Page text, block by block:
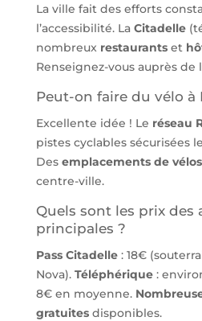
La ville fait des efforts
l’accessibilité. La Citadelle
nombreux restaurantset
Renseignez-vous auprès de
Peut-on faire du vélo à
Excellente idée ! Le réseau
pistes cyclables sécurisées
Des emplacements de vélos
centre-ville.
Quels sont les prix des
principales ?
Pass Citadelle: 18€
Nova). Téléphérique:
8€ en moyenne.
gratuitesdisponibles.